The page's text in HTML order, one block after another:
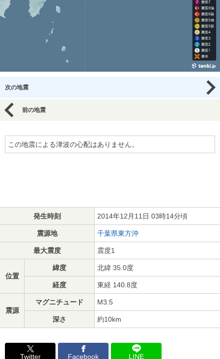
次の地震
前の地震
この地震による津波の心配はありません。
発生時刻 2014年12月11日 03時14分頃
震源地 千葉県東方沖
最大震度 震度1
位置
緯度 北緯 35.0度
経度 東経 140.8度
震源
マグニチュード M3.5
深さ 約10km
Twitter Facebook LINE